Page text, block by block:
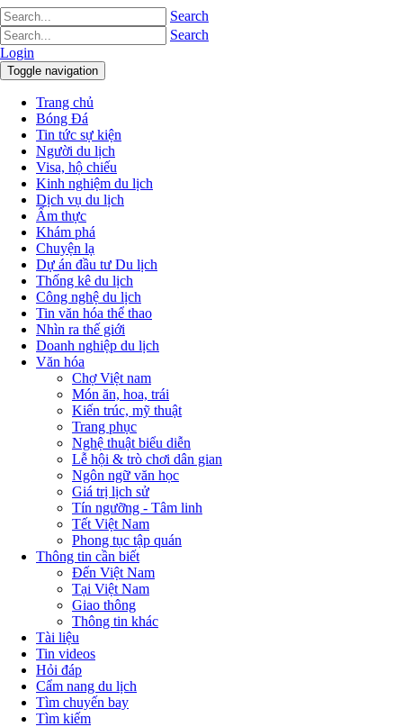
Search
Search
Login
Toggle navigation
Trang chủ
Bóng Đá
Tin tức sự kiện
Người du lịch
Visa, hộ chiếu
Kinh nghiệm du lịch
Dịch vụ du lịch
Ẩm thực
Khám phá
Chuyện lạ
Dự án đầu tư Du lịch
Thống kê du lịch
Công nghệ du lịch
Tin văn hóa thể thao
Nhìn ra thế giới
Doanh nghiệp du lịch
Văn hóa
Chợ Việt nam
Món ăn, hoa, trái
Kiến trúc, mỹ thuật
Trang phục
Nghệ thuật biểu diễn
Lễ hội & trò chơi dân gian
Ngôn ngữ văn học
Giá trị lịch sử
Tín ngưỡng - Tâm linh
Tết Việt Nam
Phong tục tập quán
Thông tin cần biết
Đến Việt Nam
Tại Việt Nam
Giao thông
Thông tin khác
Tài liệu
Tin videos
Hỏi đáp
Cẩm nang du lịch
Tìm chuyến bay
Tìm kiếm